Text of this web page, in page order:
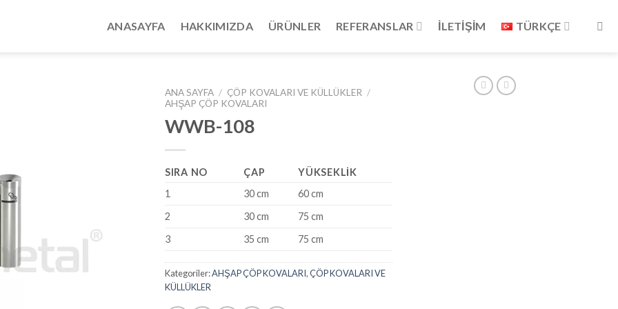
ANASAYFA HAKKIMIZDA ÜRÜNLER REFERANSLAR İLETİŞİM TÜRKÇE
ANA SAYFA / ÇÖP KOVALARI VE KÜLLÜKLER /
AHŞAP ÇÖP KOVALARI
WWB-108
SIRA NO ÇAP
YÜKSEKLIK
1
30 cm
60 cm
2
30 cm
75 cm
3
35 cm 75 cm
Kategoriler:AHŞAP ÇÖP KOVALARI,ÇÖP KOVALARI VE
KÜLLÜKLER